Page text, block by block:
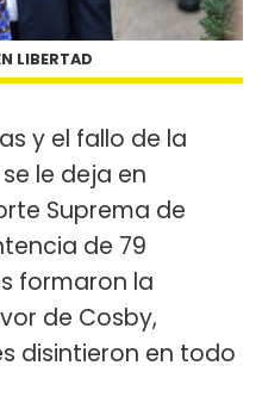
LIBERTAD
y el fallo de la
le deja en
Suprema de
de 79
formaron la
de Cosby,
disintieron en todo